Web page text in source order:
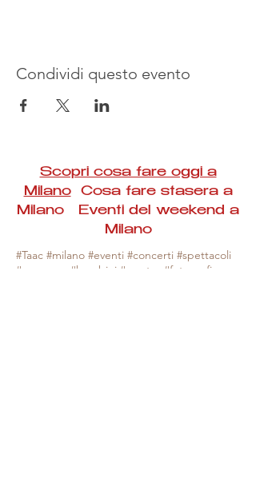
Condividi questo evento
Scopri cosa fare oggi a
MilanoCosa fare stasera a
Milano Eventi del weekend a
Milano
#Taac #milano #eventi #concerti #spettacoli
#rassegne #bambini #mostre #fotografia